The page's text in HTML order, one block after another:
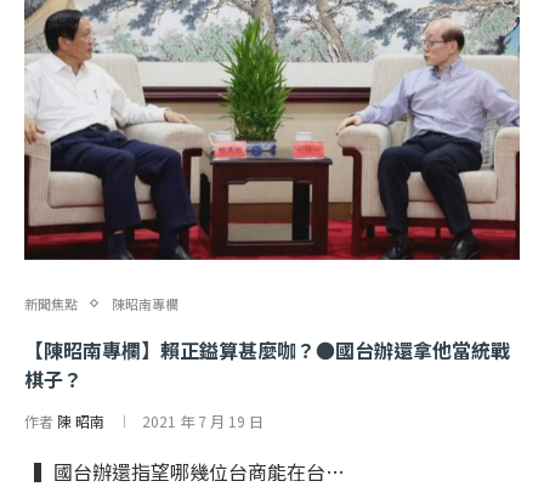
新聞焦點 陳昭南專欄
【陳昭南專欄】賴正鎰算甚麼咖？●國台辦還拿他當統戰
棋子？
作者 陳 昭南 2021 年 7 月 19 日
▍國台辦還指望哪幾位台商能在台…